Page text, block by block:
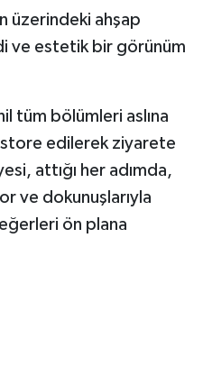
üzerindeki ahşap
ve estetik bir görünüm
tüm bölümleri aslına
edilerek ziyarete
attığı her adımda,
ve dokunuşlarıyla
ön plana